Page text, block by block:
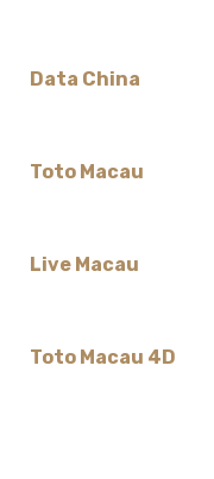
Data China
Toto Macau
Live Macau
Toto Macau 4D